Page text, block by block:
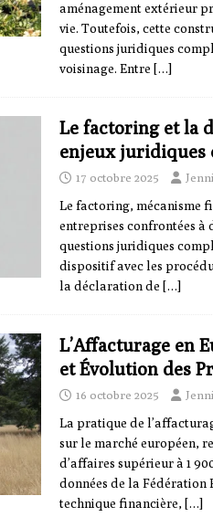
aménagement extérieur
vie. Toutefois, cette
questions juridiques
voisinage. Entre […]
Le factoring et la
enjeux juridiques
17 octobre 2025
Le factoring, mécanisme
entreprises confrontées à
questions juridiques
dispositif avec les
la déclaration de […]
L’Affacturage en
et Évolution des
16 octobre 2025
La pratique de
sur le marché européen,
d’affaires supérieur à 1
données de la Fédération
technique financière, […]